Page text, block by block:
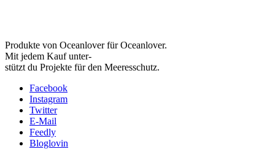
Produkte von Oceanlover für Oceanlover.
Mit jedem Kauf unter-
stützt du Projekte für den Meeresschutz.
Facebook
Instagram
Twitter
E-Mail
Feedly
Bloglovin